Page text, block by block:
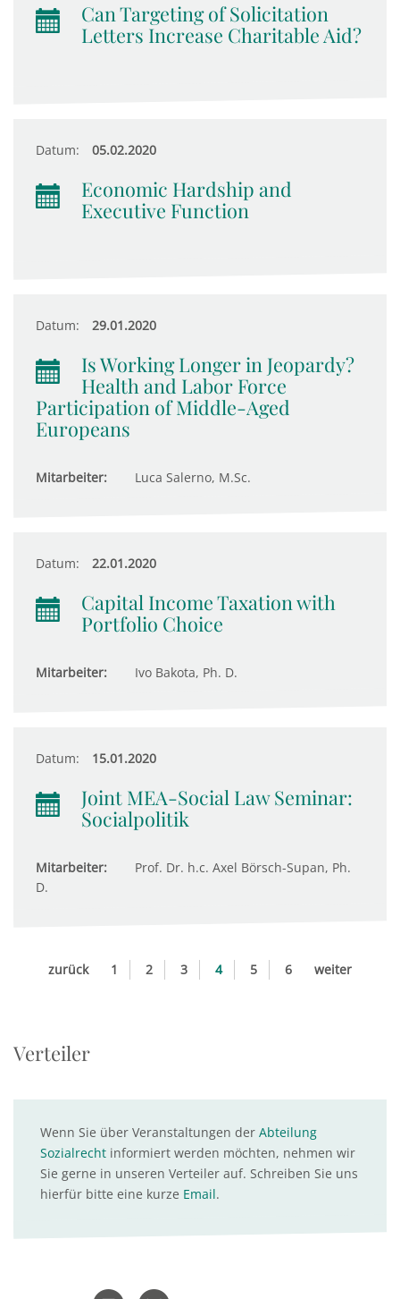
Can Targeting of Solicitation
Letters Increase Charitable Aid?
Datum: 05.02.2020
Economic Hardship and
Executive Function
Datum: 29.01.2020
Is Working Longer in Jeopardy?
Health and Labor Force
Participation of Middle-Aged
Europeans
Mitarbeiter: Luca Salerno, M.Sc.
Datum: 22.01.2020
Capital Income Taxation with
Portfolio Choice
Mitarbeiter: Ivo Bakota, Ph. D.
Datum: 15.01.2020
Joint MEA-Social Law Seminar:
Socialpolitik
Mitarbeiter:
Prof. Dr. h.c. Axel Börsch-Supan, Ph.
D.
zurück 1 2 3 4 5 6 weiter
Verteiler
Wenn Sie über Veranstaltungen der Abteilung
Sozialrecht informiert werden möchten, nehmen wir
Sie gerne in unseren Verteiler auf. Schreiben Sie uns
hierfür bitte eine kurze Email.